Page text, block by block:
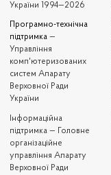
України 1994—2026
Програмно-технічна
підтримка —
Управління
комп'ютеризованих
систем Апарату
Верховної Ради
України
Iнформаційна
підтримка — Головне
організаційне
управління Апарату
Верховної Ради